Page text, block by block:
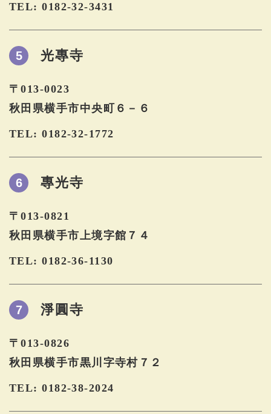
TEL: 0182-32-3431
5 光專寺
〒013-0023
秋田県横手市中央町６－６
TEL: 0182-32-1772
6 專光寺
〒013-0821
秋田県横手市上境字館７４
TEL: 0182-36-1130
7 淨圓寺
〒013-0826
秋田県横手市黒川字寺村７２
TEL: 0182-38-2024